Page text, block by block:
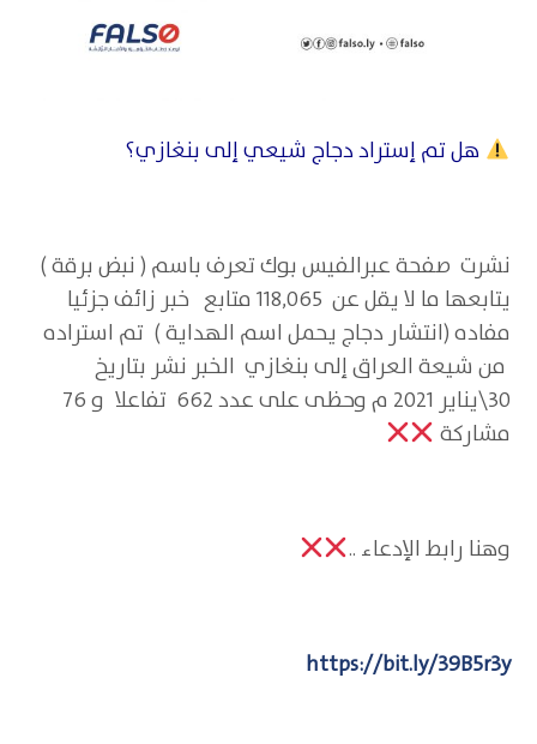
هل تم إستراد دجاج شيعي إلى بنغازي؟
نشرت صفحة عبرالفيس بوك تعرف باسم ( نبض برقة )
يتابعها ما لا يقل عن 118,065 متابع خبر زائف جزئيا
مفاده (انتشار دجاج يحمل اسم الهداية ) تم استراده
من شيعة العراق إلى بنغازي الخبر نشر بتاريخ
30\يناير 2021 م وحظى على عدد 662 تفاعلا و 76
مشاركة
وهنا رابط الإدعاء ..
https://bit.ly/39B5r3y